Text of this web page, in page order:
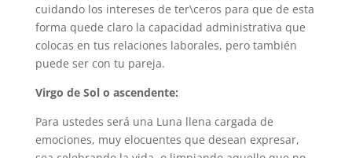
cuidando los intereses de ter\ceros para que de esta
forma quede claro la capacidad administrativa que
colocas en tus relaciones laborales, pero también
puede ser con tu pareja.
Virgo de Sol o ascendente:
Para ustedes será una Luna llena cargada de
emociones, muy elocuentes que desean expresar,